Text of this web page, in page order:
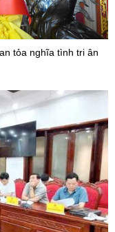
tỏa nghĩa tình tri ân